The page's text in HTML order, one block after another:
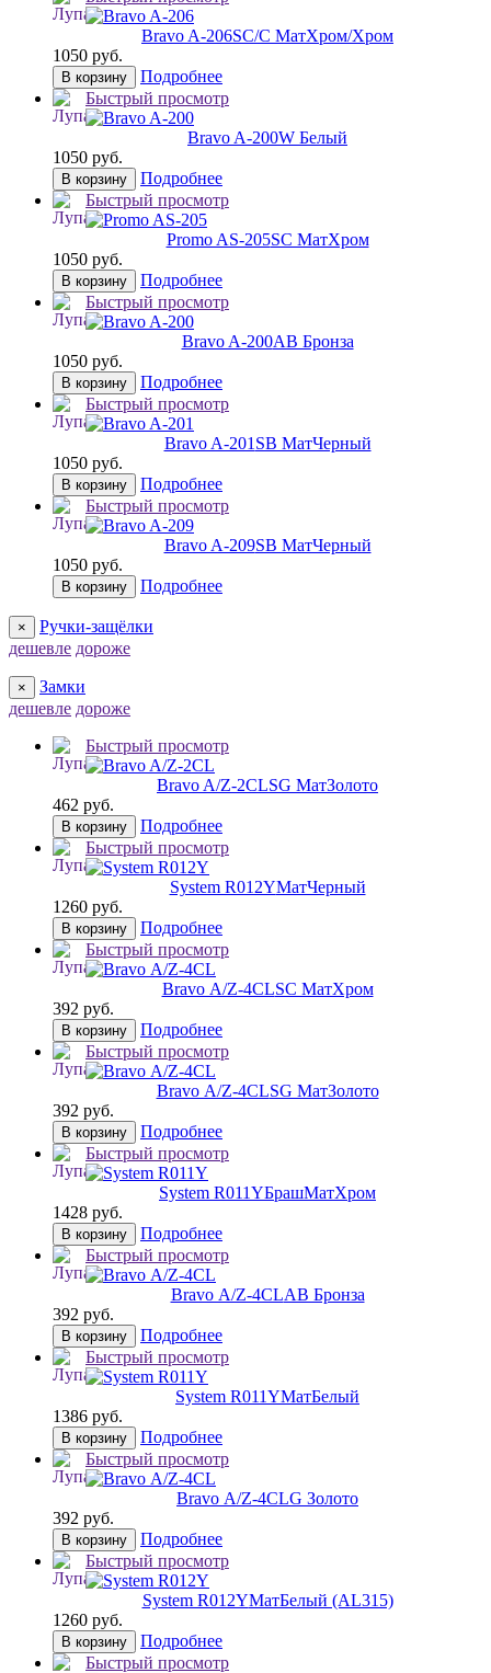
Bravo A-206SC/C МатХром/Хром
1050 руб.
В корзину
Подробнее
Быстрый просмотр
Bravo A-200W Белый
1050 руб.
В корзину
Подробнее
Быстрый просмотр
Promo AS-205SC МатХром
1050 руб.
В корзину
Подробнее
Быстрый просмотр
Bravo A-200AB Бронза
1050 руб.
В корзину
Подробнее
Быстрый просмотр
Bravo A-201 SB МатЧерный
1050 руб.
В корзину
Подробнее
Быстрый просмотр
Bravo A-209SB МатЧерный
1050 руб.
В корзину Подробнее
×
Ручки-защёлки
дешевле дороже
×
Замки
дешевле дороже
Быстрый просмотр
Bravo A/Z-2CLSG МатЗолото
462 руб.
В корзину
Подробнее
Быстрый просмотр
System R012YМатЧерный
1260 руб.
В корзину
Подробнее
Быстрый просмотр
Bravo А/Z-4CLSC МатХром
392 руб.
В корзину
Подробнее
Быстрый просмотр
Bravo А/Z-4CLSG МатЗолото
392 руб.
В корзину
Подробнее
Быстрый просмотр
System R011YБрашМатХром
1428 руб.
В корзину
Подробнее
Быстрый просмотр
Bravo А/Z-4CLAB Бронза
392 руб.
В корзину
Подробнее
Быстрый просмотр
System R011YМатБелый
1386 руб.
В корзину
Подробнее
Быстрый просмотр
Bravo А/Z-4CLG Золото
392 руб.
В корзину
Подробнее
Быстрый просмотр
System R012YМатБелый (AL315)
1260 руб.
В корзину
Подробнее
Быстрый просмотр